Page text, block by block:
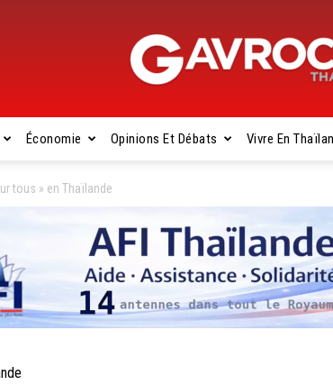
Gavroche
Thaïlande
Économie Opinions Et Débats Vivre En
tous » en Thaïlande